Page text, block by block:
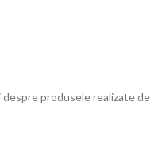
produsele realizate de